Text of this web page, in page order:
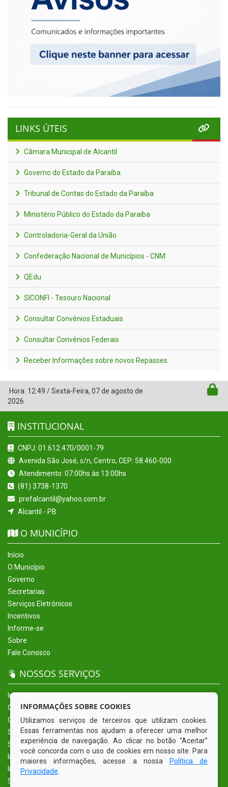
LINKS ÚTEIS
Câmara Municipal de Alcantil
Governo do Estado da Paraíba
Tribunal de Contas do Estado da Paraíba
Ministério Público do Estado da Paraíba
Controladoria-Geral da União
Confederação Nacional de Municípios - CNM
QEdu
SICONFI - Tesouro Nacional
Consultar Convênios Estaduais
Consultar Convênios Federais
Receber Informações sobre novos Repasses
Hora: 12:49 /Sexta-Feira, 07 de agosto de
2026
INSTITUCIONAL
CNPJ: 01.612.470/0001-79
Avenida São José, s/n, Centro, CEP: 58.460-000
Atendimento: 07:00hs às 13:00hs
(81) 3738-1370
prefalcantil@yahoo.com.br
Alcantil - PB
O MUNICÍPIO
Início
O Município
Governo
Secretarias
Serviços Eletrônicos
Incentivos
Informe-se
Sobre
Fale Conosco
NOSSOS SERVIÇOS
Início
O Município
Governo
Secretarias
Serviços Eletrônicos
Incentivos
Informe-se
Sobre
INFORMAÇÕES SOBRE COOKIES
Utilizamos serviços de terceiros que utilizam cookies.
Essas ferramentas nos ajudam a oferecer uma melhor
experiência de navegação. Ao clicar no botão “Aceitar”
você concorda com o uso de cookies em nosso site. Para
maiores informações, acesse a nossa
Política de
Privacidade